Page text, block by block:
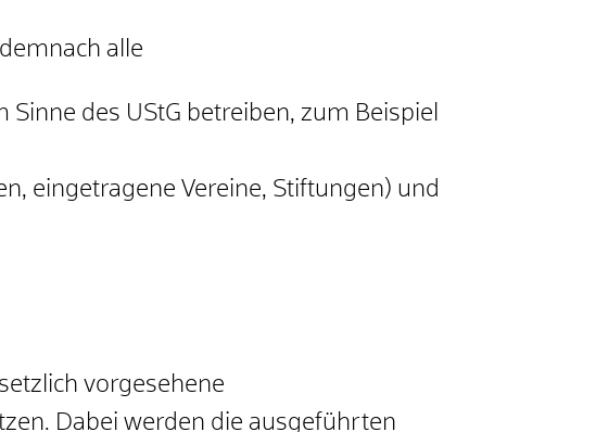
alle
des UStG betreiben, zum Beispiel
eingetragene Vereine, Stiftungen) und
vorgesehene
Dabei werden die ausgeführten